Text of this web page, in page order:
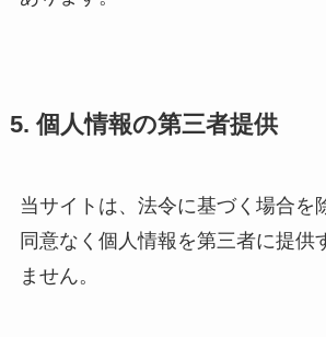
5. 個人情報の第三者提供
当サイトは、法令に基づく場合を
同意なく個人情報を第三者に提供
ません。